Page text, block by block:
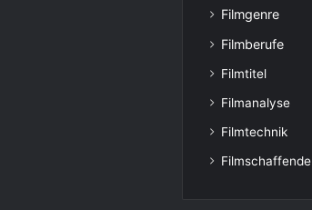
Filmgenre
Filmberufe
Filmtitel
Filmanalyse
Filmtechnik
Filmschaffende